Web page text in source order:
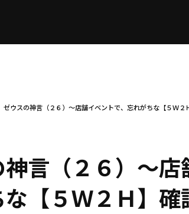
ゼウスの神言（２６）～店舗イベントで、忘れがちな【５Ｗ２
言（２６）～店
【５Ｗ２Ｈ】確